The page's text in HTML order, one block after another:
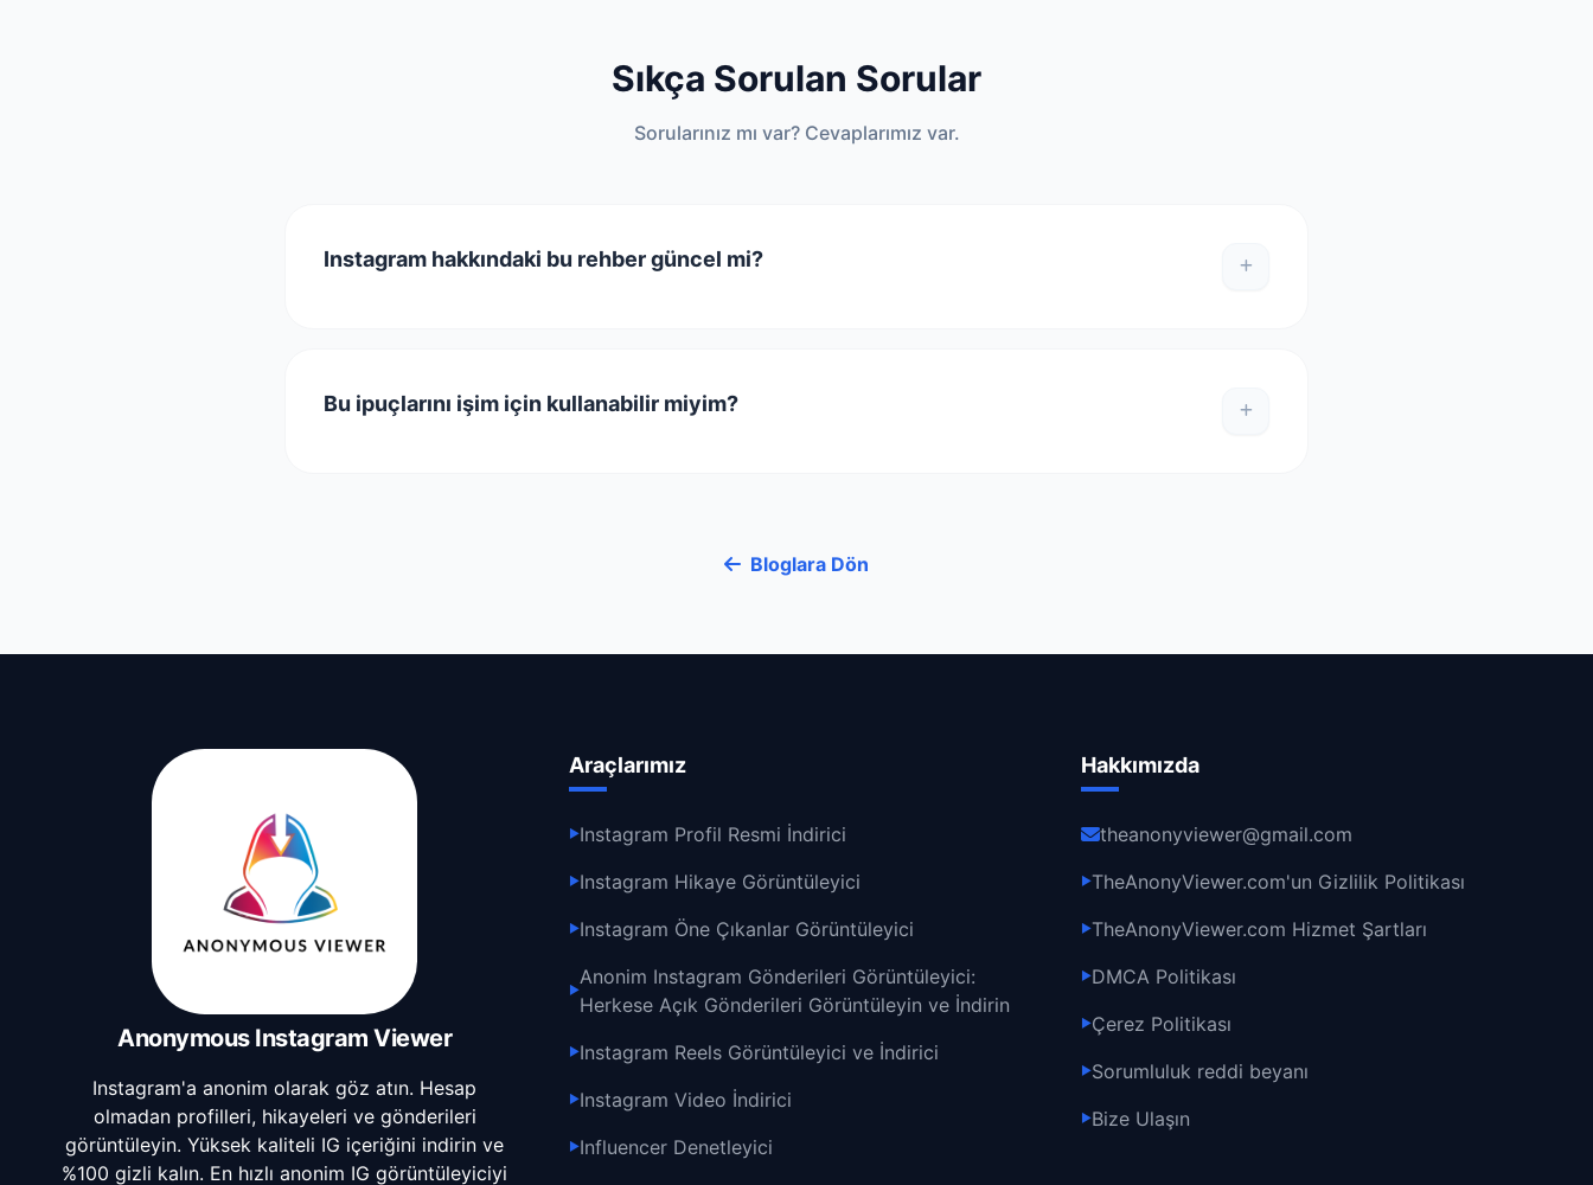
Sıkça Sorulan Sorular
Sorularınız mı var? Cevaplarımız var.
Instagram hakkındaki bu rehber güncel mi?
Bu ipuçlarını işim için kullanabilir miyim?
Bloglara Dön
Anonymous Instagram Viewer
Instagram'a anonim olarak göz atın. Hesap
olmadan profilleri, hikayeleri ve gönderileri
görüntüleyin. Yüksek kaliteli IG içeriğini indirin ve
%100 gizli kalın. En hızlı anonim IG görüntüleyiciyi
Araçlarımız
▶Instagram Profil Resmi İndirici
▶Instagram Hikaye Görüntüleyici
▶Instagram Öne Çıkanlar Görüntüleyici
▶
Anonim Instagram Gönderileri Görüntüleyici:
Herkese Açık Gönderileri Görüntüleyin ve İndirin
▶Instagram Reels Görüntüleyici ve İndirici
▶Instagram Video İndirici
▶Influencer Denetleyici
Hakkımızda
theanonyviewer@gmail.com
▶TheAnonyViewer.com'un Gizlilik Politikası
▶TheAnonyViewer.com Hizmet Şartları
▶DMCA Politikası
▶Çerez Politikası
▶Sorumluluk reddi beyanı
▶Bize Ulaşın